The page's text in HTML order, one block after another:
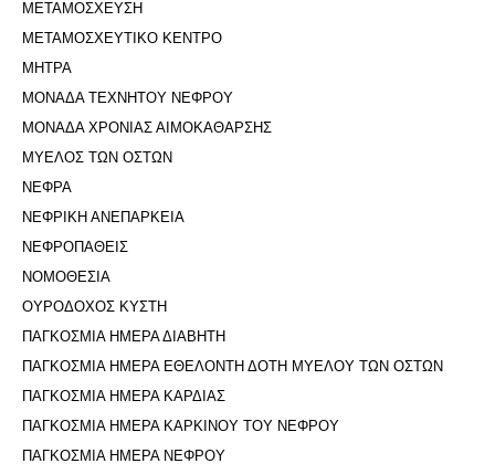
ΜΕΤΑΜΟΣΧΕΥΣΗ
ΜΕΤΑΜΟΣΧΕΥΤΙΚΟ ΚΕΝΤΡΟ
ΜΗΤΡΑ
ΜΟΝΑΔΑ ΤΕΧΝΗΤΟΥ ΝΕΦΡΟΥ
ΜΟΝΑΔΑ ΧΡΟΝΙΑΣ ΑΙΜΟΚΑΘΑΡΣΗΣ
ΜΥΕΛΟΣ ΤΩΝ ΟΣΤΩΝ
ΝΕΦΡΑ
ΝΕΦΡΙΚΗ ΑΝΕΠΑΡΚΕΙΑ
ΝΕΦΡΟΠΑΘΕΙΣ
ΝΟΜΟΘΕΣΙΑ
ΟΥΡΟΔΟΧΟΣ ΚΥΣΤΗ
ΠΑΓΚΟΣΜΙΑ ΗΜΕΡΑ ΔΙΑΒΗΤΗ
ΠΑΓΚΟΣΜΙΑ ΗΜΕΡΑ ΕΘΕΛΟΝΤΗ ΔΟΤΗ ΜΥΕΛΟΥ ΤΩΝ ΟΣΤΩΝ
ΠΑΓΚΟΣΜΙΑ ΗΜΕΡΑ ΚΑΡΔΙΑΣ
ΠΑΓΚΟΣΜΙΑ ΗΜΕΡΑ ΚΑΡΚΙΝΟΥ ΤΟΥ ΝΕΦΡΟΥ
ΠΑΓΚΟΣΜΙΑ ΗΜΕΡΑ ΝΕΦΡΟΥ